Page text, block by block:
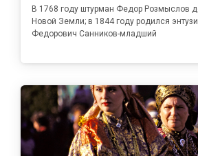
В 1768 году штурман Федор Розмыслов
Новой Земли; в 1844 году родился
Федорович Санников-младший